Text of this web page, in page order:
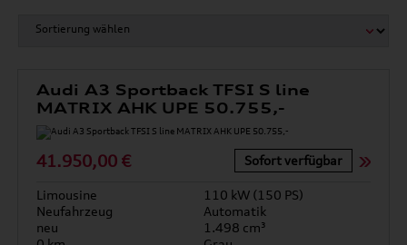
Audi A3 Sportback TFSI S line
MATRIX AHK UPE 50.755,-
41.950,00 € Sofort verfügbar
Limousine
110 kW (150 PS)
Neufahrzeug
Automatik
neu
1.498 cm³